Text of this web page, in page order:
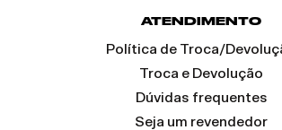
ATENDIMENTO
Política de Troca/
Troca e Devolução
Dúvidas frequentes
Seja um revendedor